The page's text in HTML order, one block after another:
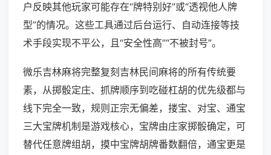
户反映其他玩家可能存在“牌特别好”或“透视他人牌
型”的情况。这些工具通过后台运行、自动连接等技
术手段实现不平公，且“安全性高”“不被封号”。
微乐吉林麻将完整复刻吉林民间麻将的所有传统要
素，从掷骰定庄、抓牌顺序到吃碰杠胡的优先级都与
线下完全一致，规则正宗无偏差，搂宝、对宝、通宝
三大宝牌机制是游戏核心，宝牌由庄家掷骰确定，可
替代任意牌组胡，摸中宝牌胡牌番数翻倍，通宝更是